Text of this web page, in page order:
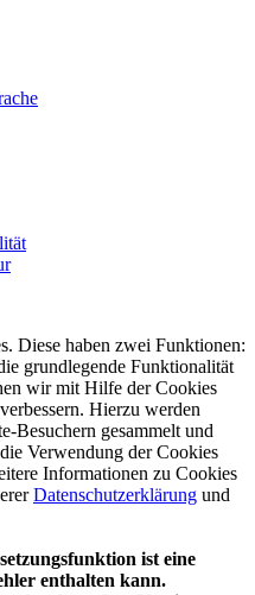
Diese haben zwei Funktionen:
grundlegende Funktionalität
wir mit Hilfe der Cookies
Hierzu werden
Besuchern gesammelt und
Verwendung der Cookies
Informationen zu Cookies
Datenschutzerklärung und
ist eine
enthalten kann.